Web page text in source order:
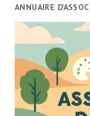
ANNUAIRE